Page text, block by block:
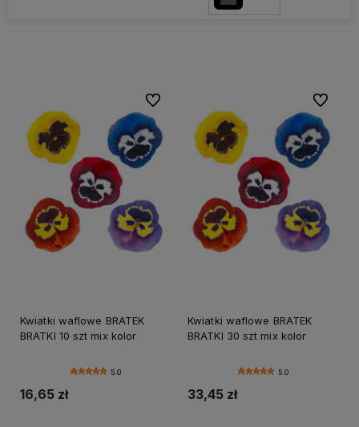
Kwiatki waflowe BRATEK
BRATKI 10 szt mix kolor
5.0
16,65 zł
Do ulubionych
Kwiatki waflowe BRATEK
BRATKI 30 szt mix kolor
5.0
33,45 zł
Do